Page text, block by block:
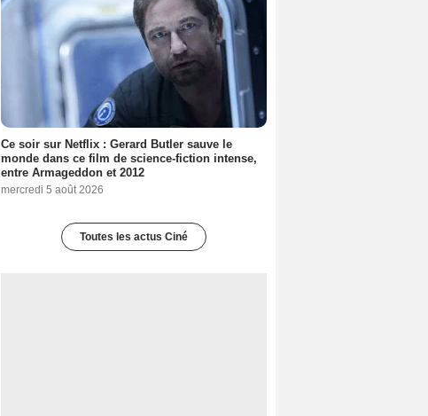
Ce soir sur Netflix : Gerard Butler sauve le
monde dans ce film de science-fiction intense,
entre Armageddon et 2012
mercredi 5 août 2026
Toutes les actus Ciné